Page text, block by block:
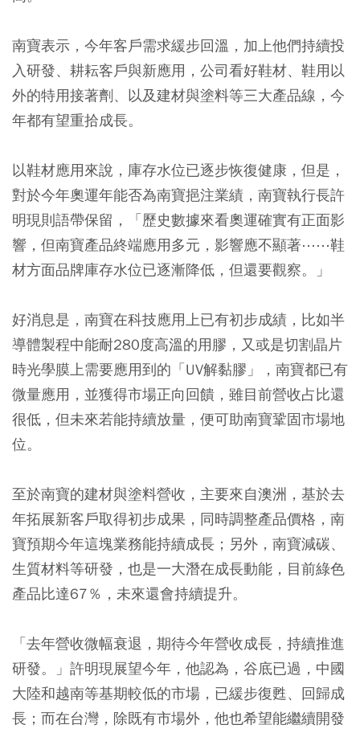
南寶表示，今年客戶需求緩步回溫，加上他們持續投
入研發、耕耘客戶與新應用，公司看好鞋材、鞋用以
外的特用接著劑、以及建材與塗料等三大產品線，今
年都有望重拾成長。
以鞋材應用來說，庫存水位已逐步恢復健康，但是，
對於今年奧運年能否為南寶挹注業績，南寶執行長許
明現則語帶保留，「歷史數據來看奧運確實有正面影
響，但南寶產品終端應用多元，影響應不顯著⋯⋯鞋
材方面品牌庫存水位已逐漸降低，但還要觀察。」
好消息是，南寶在科技應用上已有初步成績，比如半
導體製程中能耐280度高溫的用膠，又或是切割晶片
時光學膜上需要應用到的「UV解黏膠」，南寶都已有
微量應用，並獲得市場正向回饋，雖目前營收占比還
很低，但未來若能持續放量，便可助南寶鞏固市場地
位。
至於南寶的建材與塗料營收，主要來自澳洲，基於去
年拓展新客戶取得初步成果，同時調整產品價格，南
寶預期今年這塊業務能持續成長；另外，南寶減碳、
生質材料等研發，也是一大潛在成長動能，目前綠色
產品比達67％，未來還會持續提升。
「去年營收微幅衰退，期待今年營收成長，持續推進
研發。」許明現展望今年，他認為，谷底已過，中國
大陸和越南等基期較低的市場，已緩步復甦、回歸成
長；而在台灣，除既有市場外，他也希望能繼續開發